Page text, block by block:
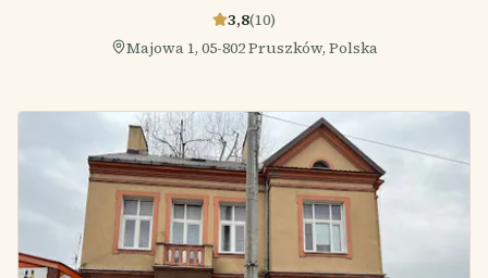
3,8(10)
Majowa 1, 05-802 Pruszków, Polska